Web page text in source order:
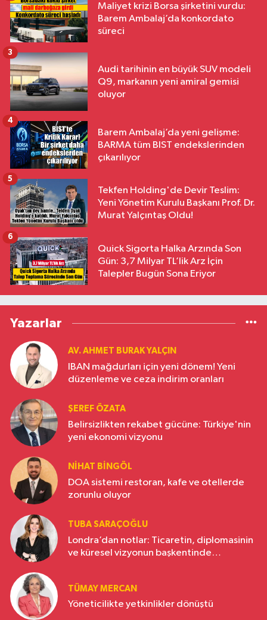
Maliyet krizi Borsa şirketini vurdu:
Barem Ambalaj’da konkordato
süreci
Audi tarihinin en büyük SUV modeli
Q9, markanın yeni amiral gemisi
oluyor
3
Barem Ambalaj’da yeni gelişme:
BARMA tüm BIST endekslerinden
çıkarılıyor
4
Tekfen Holding'de Devir Teslim:
Yeni Yönetim Kurulu Başkanı Prof. Dr.
Murat Yalçıntaş Oldu!
5
Quick Sigorta Halka Arzında Son
Gün: 3,7 Milyar TL’lik Arz İçin
Talepler Bugün Sona Eriyor
6
Yazarlar
AV. AHMET BURAK YALÇIN
IBAN mağdurları için yeni dönem! Yeni
düzenleme ve ceza indirim oranları
ŞEREF ÖZATA
Belirsizlikten rekabet gücüne: Türkiye'nin
yeni ekonomi vizyonu
NIHAT BINGÖL
DOA sistemi restoran, kafe ve otellerde
zorunlu oluyor
TUBA SARAÇOĞLU
Londra’dan notlar: Ticaretin, diplomasinin
ve küresel vizyonun başkentinde
TÜMAY MERCAN
Yöneticilikte yetkinlikler dönüştü